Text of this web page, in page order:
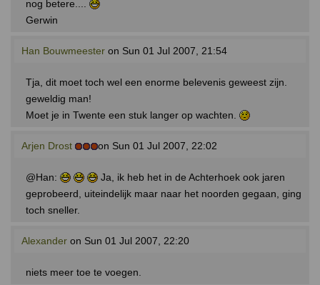
nog betere....
Gerwin
Han Bouwmeester on Sun 01 Jul 2007, 21:54
Tja, dit moet toch wel een enorme belevenis geweest zijn.
geweldig man!
Moet je in Twente een stuk langer op wachten.
Arjen Drost on Sun 01 Jul 2007, 22:02
@Han:
Ja, ik heb het in de Achterhoek ook jaren
geprobeerd, uiteindelijk maar naar het noorden gegaan, ging
toch sneller.
Alexander on Sun 01 Jul 2007, 22:20
niets meer toe te voegen.